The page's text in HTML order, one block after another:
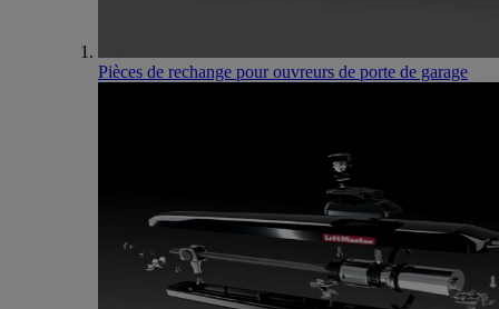
Pièces de rechange pour ouvreurs de porte de garage